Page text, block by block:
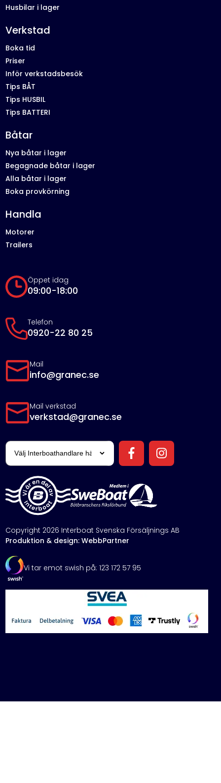
Öppet idag
09:00-18:00
Telefon
0920-22 80 25
Mail
info@granec.se
Mail verkstad
verkstad@granec.se
Husbilar i lager
Verkstad
Boka tid
Priser
Inför verkstadsbesök
Tips BÅT
Tips HUSBIL
Tips BATTERI
Båtar
Nya båtar i lager
Begagnade båtar i lager
Alla båtar i lager
Boka provkörning
Handla
Motorer
Trailers
Copyright 2026 Interboat Svenska Försäljnings AB
Produktion & design: WebbPartner
Vi tar emot swish på: 123 172 57 95